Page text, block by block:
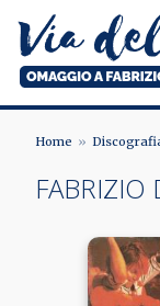
contenuto
principale
Via del
BRICIOLE
PANE
Home
FABRIZIO